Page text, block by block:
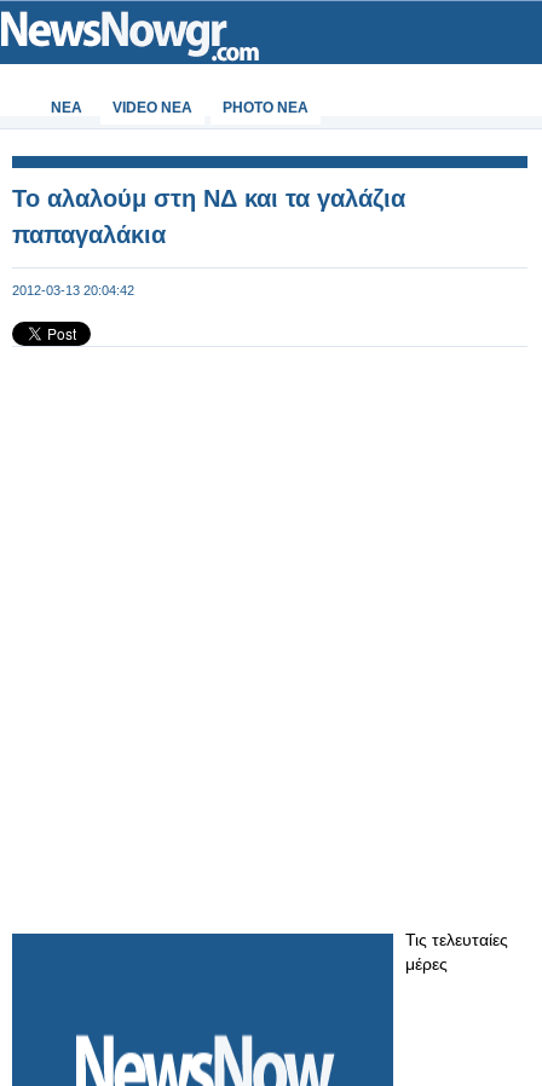
ΝΕΑ VIDEO NEA PHOTO NEA
Το αλαλούμ στη ΝΔ και τα γαλάζια
παπαγαλάκια
2012-03-13 20:04:42
Τις τελευταίες
μέρες